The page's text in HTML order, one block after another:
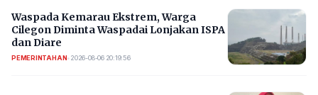
Waspada Kemarau Ekstrem, Warga
Cilegon Diminta Waspadai Lonjakan ISPA
dan Diare
PEMERINTAHAN• 2026-08-06 20:19:56